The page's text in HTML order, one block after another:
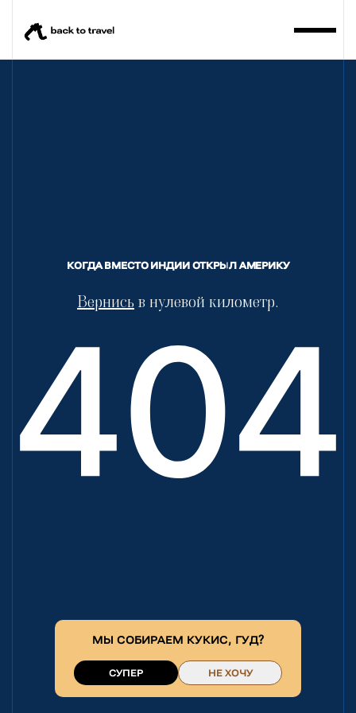
МЫ СОБИРАЕМ КУКИС, ГУД?
СУПЕР НЕ ХОЧУ
КОГДА ВМЕСТО ИНДИИ ОТКРЫЛ АМЕРИКУ
Вернись в нулевой километр.